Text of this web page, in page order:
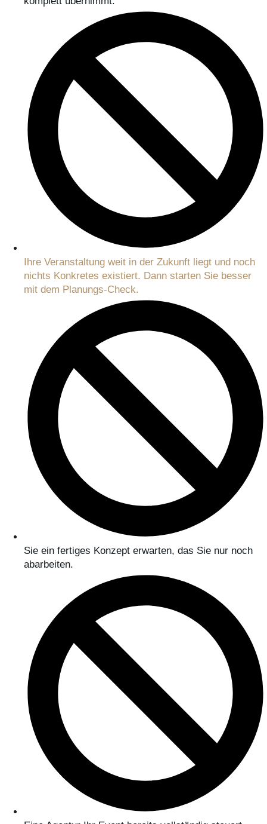
Ihre Veranstaltung weit in der Zukunft liegt und noch
nichts Konkretes existiert. Dann starten Sie besser
mit dem Planungs-Check.
Sie ein fertiges Konzept erwarten, das Sie nur noch
abarbeiten.